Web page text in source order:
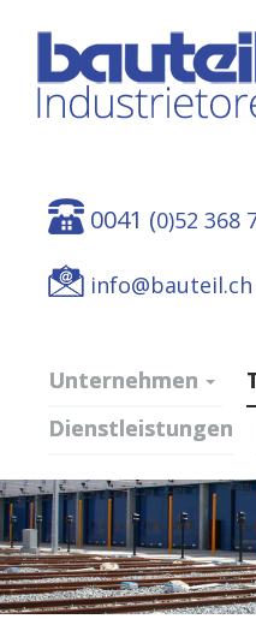
0041 (0)52 368
info@bauteil.ch
Unternehmen
Dienstleistungen